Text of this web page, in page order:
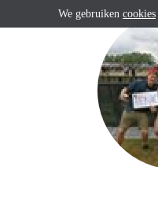
We gebruiken cookies